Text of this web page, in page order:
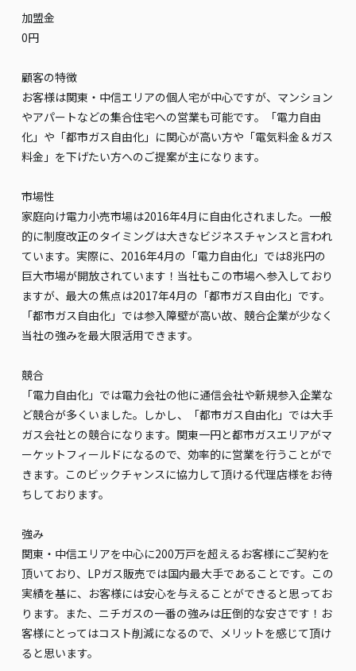
加盟金
0円
顧客の特徴
お客様は関東・中信エリアの個人宅が中心ですが、マンション
やアパートなどの集合住宅への営業も可能です。「電力自由
化」や「都市ガス自由化」に関心が高い方や「電気料金＆ガス
料金」を下げたい方へのご提案が主になります。
市場性
家庭向け電力小売市場は2016年4月に自由化されました。一般
的に制度改正のタイミングは大きなビジネスチャンスと言われ
ています。実際に、2016年4月の「電力自由化」では8兆円の
巨大市場が開放されています！当社もこの市場へ参入しており
ますが、最大の焦点は2017年4月の「都市ガス自由化」です。
「都市ガス自由化」では参入障壁が高い故、競合企業が少なく
当社の強みを最大限活用できます。
競合
「電力自由化」では電力会社の他に通信会社や新規参入企業な
ど競合が多くいました。しかし、「都市ガス自由化」では大手
ガス会社との競合になります。関東一円と都市ガスエリアがマ
ーケットフィールドになるので、効率的に営業を行うことがで
きます。このビックチャンスに協力して頂ける代理店様をお待
ちしております。
強み
関東・中信エリアを中心に200万戸を超えるお客様にご契約を
頂いており、LPガス販売では国内最大手であることです。この
実績を基に、お客様には安心を与えることができると思ってお
ります。また、ニチガスの一番の強みは圧倒的な安さです！お
客様にとってはコスト削減になるので、メリットを感じて頂け
ると思います。